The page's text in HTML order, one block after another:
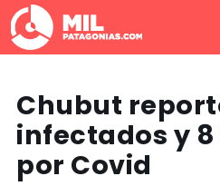
Chubut
infectados y
por Covid